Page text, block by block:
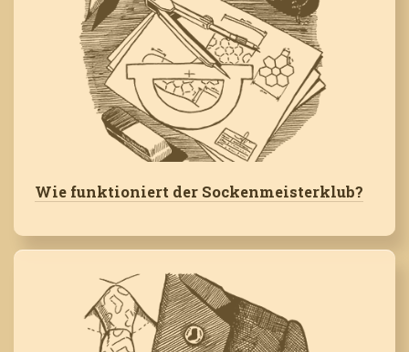
Wie funktioniert der Sockenmeisterklub?